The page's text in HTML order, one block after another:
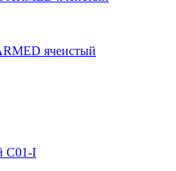
ячеистый